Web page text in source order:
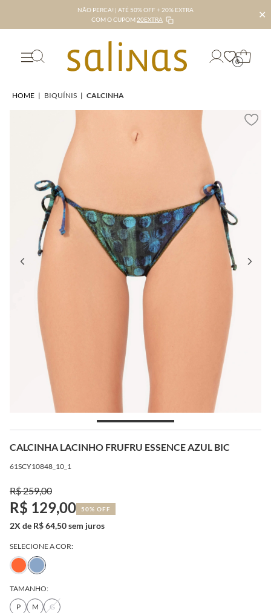
NÃO PERCA! | ATÉ 50% OFF + 20% EXTRA
COM O CUPOM 20EXTRA ✕
0
HOME | BIQUÍNIS | CALCINHA
CALCINHA LACINHO FRUFRU ESSENCE AZUL BIC
61SCY10848_10_1
R$ 259,00
R$ 129,00 50% OFF
2X de R$ 64,50 sem juros
SELECIONE A COR:
TAMANHO:
P
M G